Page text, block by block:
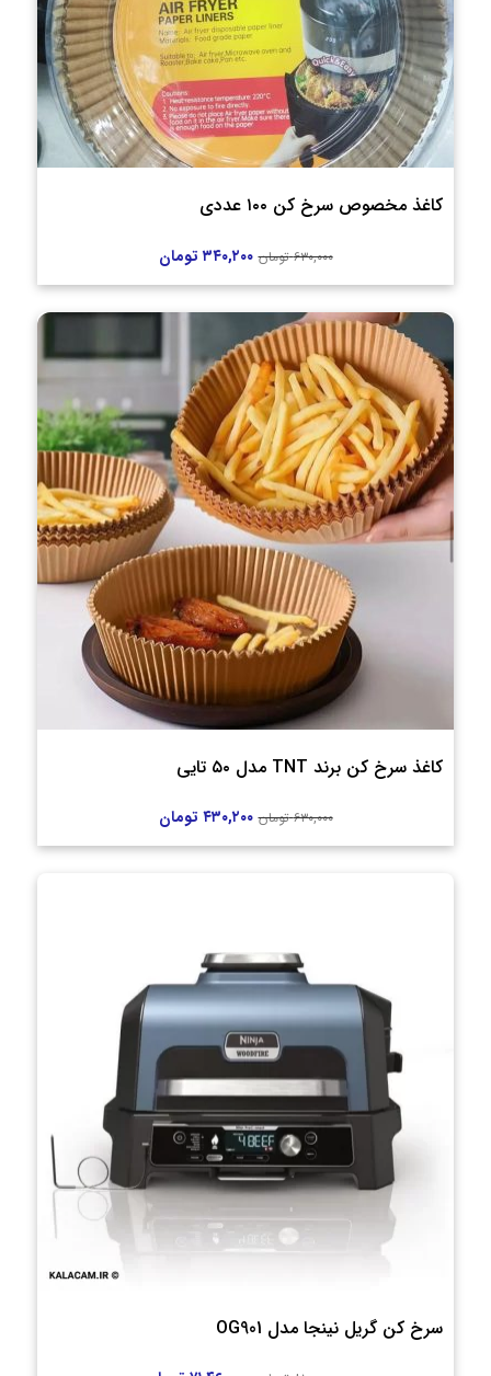
کاغذ مخصوص سرخ کن ۱۰۰ عددی
۶۳۰,۰۰۰ تومان ۳۴۰,۲۰۰ تومان
کاغذ سرخ کن برند TNT مدل ۵۰ تایی
۶۳۰,۰۰۰ تومان ۴۳۰,۲۰۰ تومان
سرخ کن گریل نینجا مدل OG901